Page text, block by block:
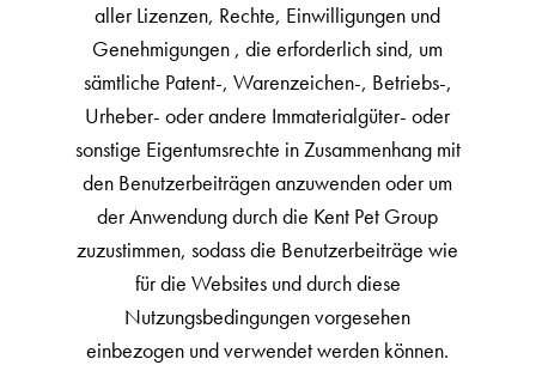
aller Lizenzen, Rechte, Einwilligungen und
Genehmigungen , die erforderlich sind, um
sämtliche Patent-, Warenzeichen-, Betriebs-,
Urheber- oder andere Immaterialgüter- oder
sonstige Eigentumsrechte in Zusammenhang mit
den Benutzerbeiträgen anzuwenden oder um
der Anwendung durch die Kent Pet Group
zuzustimmen, sodass die Benutzerbeiträge wie
für die Websites und durch diese
Nutzungsbedingungen vorgesehen
einbezogen und verwendet werden können.